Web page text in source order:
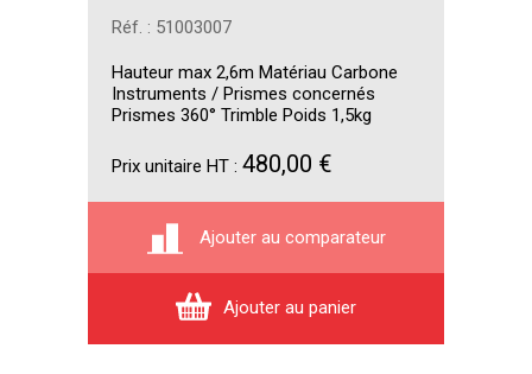
Réf. : 51003007
Hauteur max 2,6m Matériau Carbone
Instruments / Prismes concernés
Prismes 360° Trimble Poids 1,5kg
Prix unitaire HT : 480,00 €
Ajouter au comparateur
Ajouter au panier